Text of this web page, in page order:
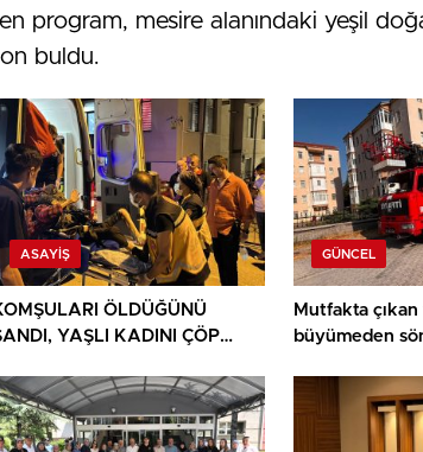
program, mesire alanındaki yeşil
buldu.
ASAYIŞ
ÖLDÜĞÜNÜ
YAŞLI KADINI ÇÖP
GÜNCEL
Mutfakta çıkan
büyümeden